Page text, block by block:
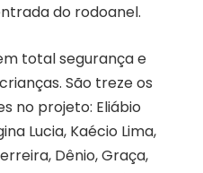
do rodoanel.
total segurança e
São treze os
no projeto: Eliábio
Lucia, Kaécio Lima,
Dênio, Graça,